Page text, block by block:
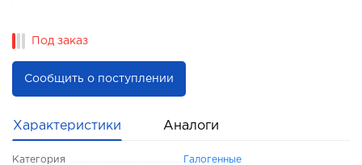
Под заказ
Сообщить о поступлении
Характеристики Аналоги
Категория Галогенные